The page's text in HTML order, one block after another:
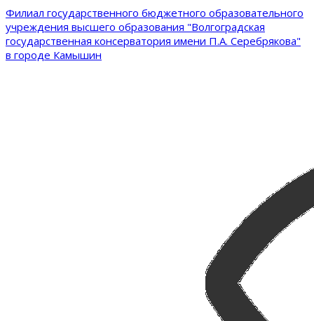
Филиал государственного бюджетного образовательного
учреждения высшего образования "Волгоградская
государственная консерватория имени П.А. Серебрякова"
в городе Камышин